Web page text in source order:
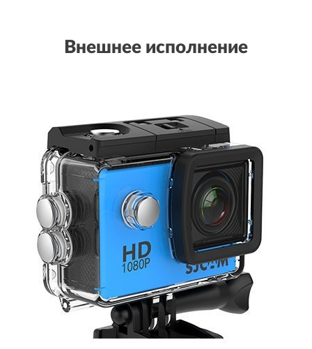
Внешнее исполнение